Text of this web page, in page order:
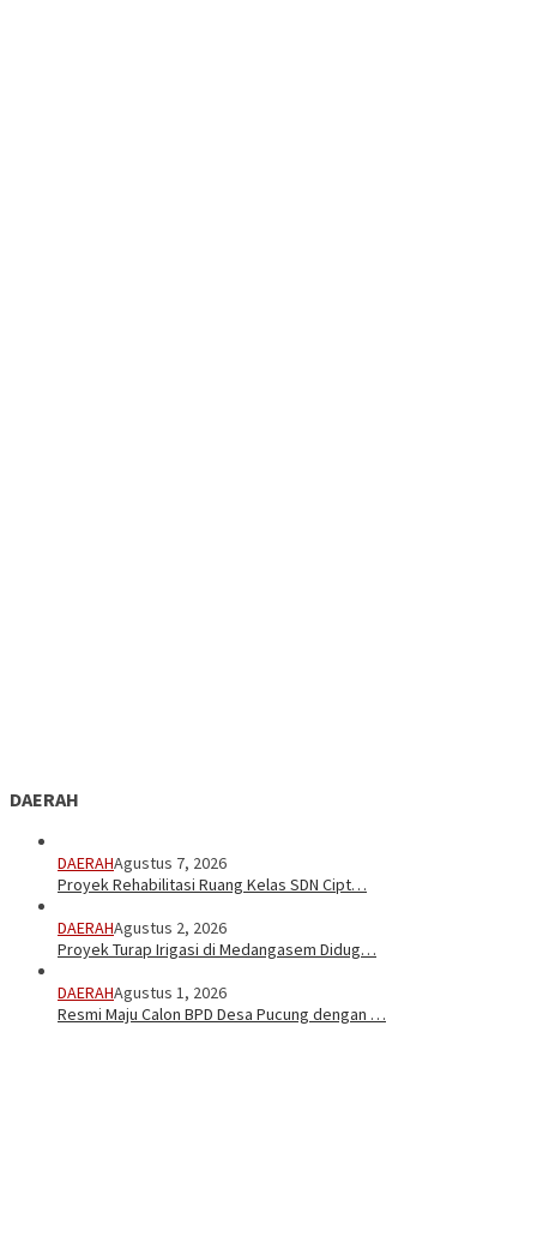
DAERAH
DAERAHAgustus 7, 2026
Proyek Rehabilitasi Ruang Kelas SDN Cipt…
DAERAHAgustus 2, 2026
Proyek Turap Irigasi di Medangasem Didug…
DAERAHAgustus 1, 2026
Resmi Maju Calon BPD Desa Pucung dengan …